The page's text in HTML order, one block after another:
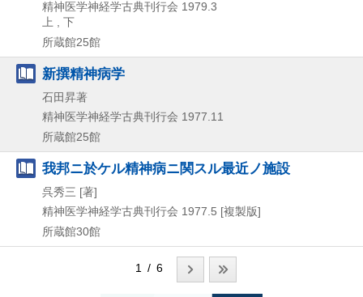
精神医学神経学古典刊行会 1979.3
上 , 下
所蔵館25館
新撰精神病学
石田昇著
精神医学神経学古典刊行会 1977.11
所蔵館25館
我邦ニ於ケル精神病ニ関スル最近ノ施設
呉秀三 [著]
精神医学神経学古典刊行会 1977.5 [複製版]
所蔵館30館
1 / 6